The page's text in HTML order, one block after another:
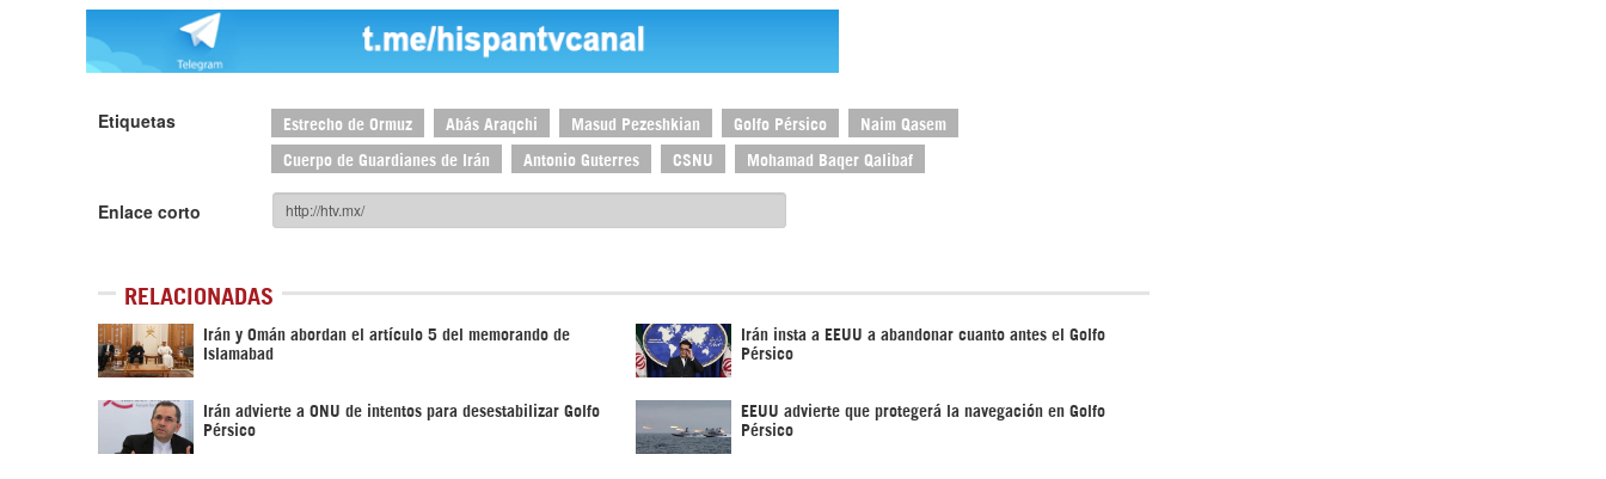
Etiquetas Estrecho de Ormuz Abás Araqchi Masud Pezeshkian Golfo Pérsico Naim Qasem
Cuerpo de Guardianes de Irán Antonio Guterres CSNU Mohamad Baqer Qalibaf
Enlace corto
RELACIONADAS
Irán y Omán abordan el artículo 5 del memorando de
Islamabad
Irán insta a EEUU a abandonar cuanto antes el Golfo
Pérsico
Irán advierte a ONU de intentos para desestabilizar Golfo
Pérsico
EEUU advierte que protegerá la navegación en Golfo
Pérsico